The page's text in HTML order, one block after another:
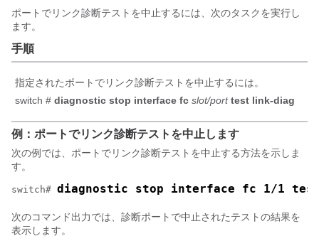
ポートでリンク診断テストを中止するには、次のタスクを実行し
ます。
手順
指定されたポートでリンク診断テストを中止するには。
switch # diagnostic stop interface fc slot/port test link-diag
例：ポートでリンク診断テストを中止します
次の例では、ポートでリンク診断テストを中止する方法を示しま
す。
switch# diagnostic stop interface fc 1/1
次のコマンド出力では、診断ポートで中止されたテストの結果を
表示します。